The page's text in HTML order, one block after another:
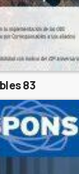
83